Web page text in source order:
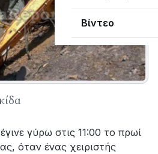
Βίντεο
γύρω στις 11:00 το πρωί
όταν ένας χειριστής